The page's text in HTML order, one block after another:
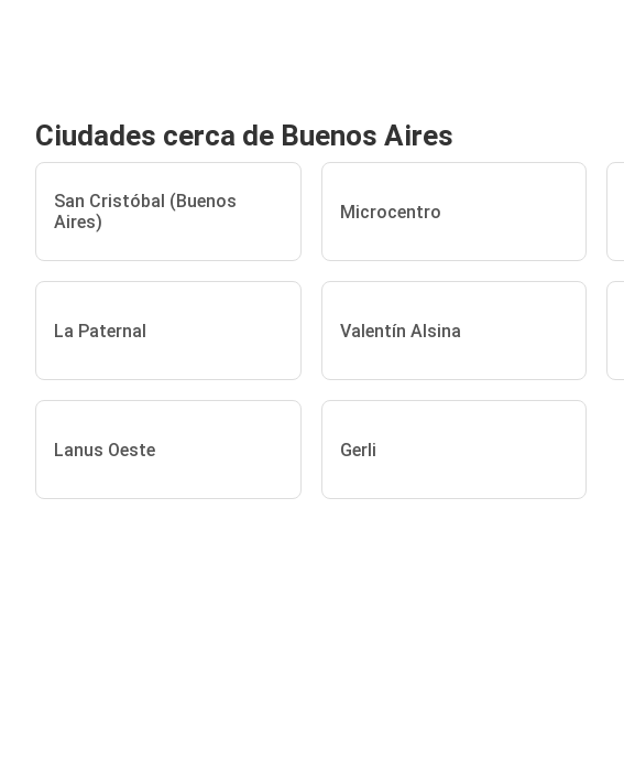
Ciudades cerca de Buenos Aires
San Cristóbal (Buenos
Aires)
Microcentro
La Paternal Valentín Alsina
Lanus Oeste Gerli